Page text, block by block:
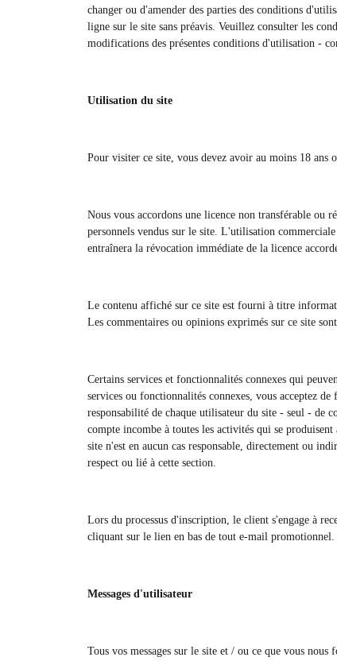
changer ou d'amender des parties des conditions
ligne sur le site sans préavis. Veuillez consulter les
modifications des présentes conditions d'utilisation -
Utilisation du site
Pour visiter ce site, vous devez avoir au moins 18
Nous vous accordons une licence non transférable ou
personnels vendus sur le site. L'utilisation
entraînera la révocation immédiate de la licence
Le contenu affiché sur ce site est fourni à titre
Les commentaires ou opinions exprimés sur ce site
Certains services et fonctionnalités connexes qui
services ou fonctionnalités connexes, vous acceptez
responsabilité de chaque utilisateur du site - seul - de
compte incombe à toutes les activités qui se
site n'est en aucun cas responsable, directement ou
respect ou lié à cette section.
Lors du processus d'inscription, le client s'engage à
cliquant sur le lien en bas de tout e-mail promotionnel.
Messages d'utilisateur
Tous vos messages sur le site et / ou ce que vous